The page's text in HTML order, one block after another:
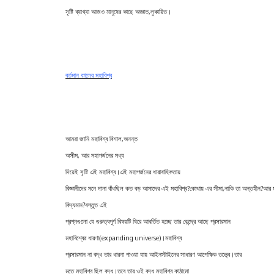
সৃষ্টি ব্যাখ্যা আজও মানুষের কাছে অজ্ঞাত,লুকায়িত।
বর্তমান কালের মহাবিশ্ব
আমরা জানি মহাবিশ্ব বিশাল,অনন্ত
অসীম, আর মহাগর্জনের মধ্য
দিয়েই সৃষ্টি এই মহাবিশ্ব।এই মহাগর্জনের ধারাবাহিকতায়
বিজ্ঞানীদের মনে দানা বাঁধছিল কত বড় আমাদের এই মহাবিশ্ব?কোথায় এর সীমা,নাকি তা অন্তহীন?আর
বিদ্যমান?বস্তুত এই
প্রশ্নগুলো যে গুরুত্বপূর্ণ বিষয়টি ঘিরে আবর্তিত হচ্ছে তার কেন্দ্রে আছে প্রসারমান
মহাবিশ্বের ধারণা(expanding universe) ।মহাবিশ্ব
প্রসারমান না বদ্ধ তার ধারনা পাওয়া যায় আইনস্টাইনের সাধারণ আপেক্ষিক তত্ত্বে।তার
মতে মহাবিশ্ব ছিল বদ্ধ ।তবে তার ওই বদ্ধ মহাবিশ্ব কাঠামো